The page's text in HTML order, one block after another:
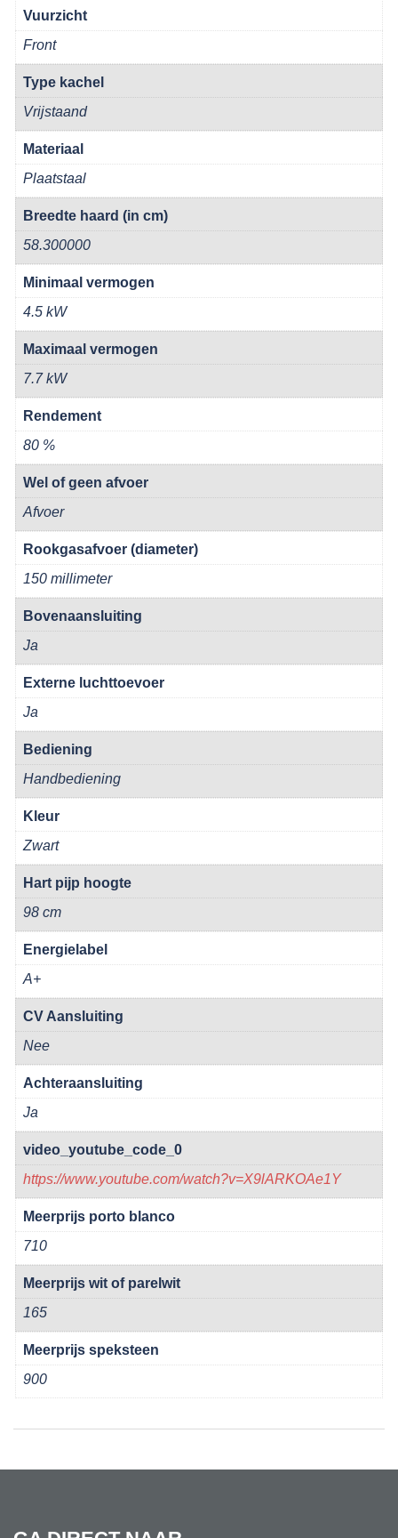
Vuurzicht
Front
Type kachel
Vrijstaand
Materiaal
Plaatstaal
Breedte haard (in cm)
58.300000
Minimaal vermogen
4.5 kW
Maximaal vermogen
7.7 kW
Rendement
80 %
Wel of geen afvoer
Afvoer
Rookgasafvoer (diameter)
150 millimeter
Bovenaansluiting
Ja
Externe luchttoevoer
Ja
Bediening
Handbediening
Kleur
Zwart
Hart pijp hoogte
98 cm
Energielabel
A+
CV Aansluiting
Nee
Achteraansluiting
Ja
video_youtube_code_0
https://www.youtube.com/watch?v=X9lARKOAe1Y
Meerprijs porto blanco
710
Meerprijs wit of parelwit
165
Meerprijs speksteen
900